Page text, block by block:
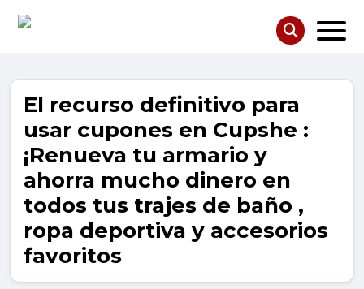
El recurso definitivo para
usar cupones en Cupshe :
¡Renueva tu armario y
ahorra mucho dinero en
todos tus trajes de baño ,
ropa deportiva y accesorios
favoritos